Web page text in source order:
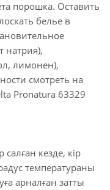
порошка. Оставить
белье в
натрия),
лимонен),
смотреть на
Pronatura 63329
кезде, кір
температураны
арналған затты